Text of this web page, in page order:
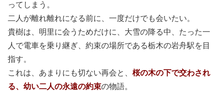
ってしまう。
二人が離れ離れになる前に、一度だけでも会いたい。
貴樹は、明里に会うためだけに、大雪の降る中、たった一
人で電車を乗り継ぎ、約束の場所である栃木の岩舟駅を目
指す。
これは、あまりにも切ない再会と、 桜の木の下で交わされ
る、幼い二人の永遠の約束の物語。